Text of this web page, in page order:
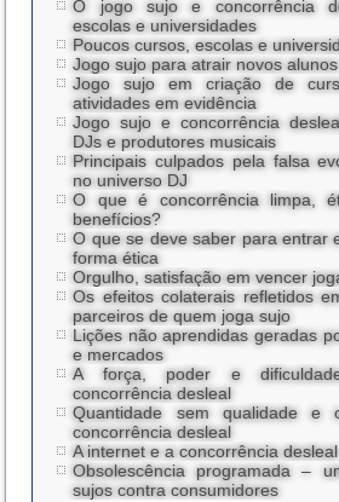
O jogo sujo e concorrência
escolas e universidades
Poucos cursos, escolas e
Jogo sujo para atrair novos
Jogo sujo em criação de
atividades em evidência
Jogo sujo e concorrência
DJs e produtores musicais
Principais culpados pela falsa
no universo DJ
O que é concorrência limpa,
benefícios?
O que se deve saber para entrar
forma ética
Orgulho, satisfação em vencer
Os efeitos colaterais refletidos
parceiros de quem joga sujo
Lições não aprendidas geradas
e mercados
A força, poder e
concorrência desleal
Quantidade sem qualidade
concorrência desleal
A internet e a concorrência desleal
Obsolescência programada –
sujos contra consumidores